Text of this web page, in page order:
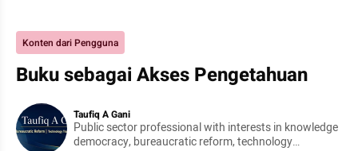
Konten dari Pengguna
Buku sebagai Akses Pengetahuan
Taufiq A Gani
Public sector professional with interests in knowledge
democracy, bureaucratic reform, technology